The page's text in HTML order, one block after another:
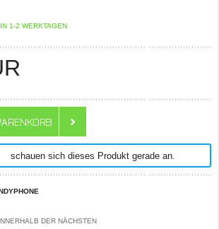
1-2 WERKTAGEN
schauen sich dieses Produkt gerade an.
DER NÄCHSTEN